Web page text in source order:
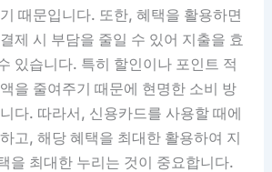
때문입니다. 또한, 혜택을 활용하면
제 시 부담을 줄일 수 있어 지출을 효
있습니다. 특히 할인이나 포인트 적
을 줄여주기 때문에 현명한 소비 방
다. 따라서, 신용카드를 사용할 때에
고, 해당 혜택을 최대한 활용하여 지
을 최대한 누리는 것이 중요합니다.